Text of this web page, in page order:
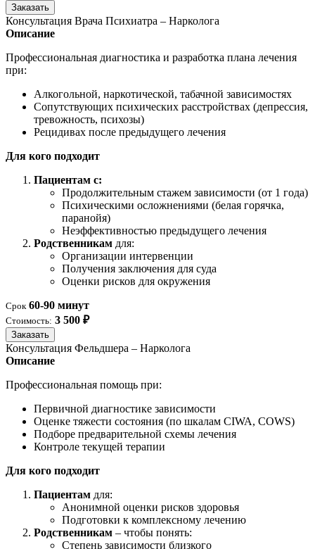
Заказать
Консультация Врача Психиатра – Нарколога
Описание
Профессиональная диагностика и разработка плана лечения
при:
Алкогольной, наркотической, табачной зависимостях
Сопутствующих психических расстройствах (депрессия,
тревожность, психозы)
Рецидивах после предыдущего лечения
Для кого подходит
Пациентам с:
Продолжительным стажем зависимости (от 1 года)
Психическими осложнениями (белая горячка,
паранойя)
Неэффективностью предыдущего лечения
Родственникам для:
Организации интервенции
Получения заключения для суда
Оценки рисков для окружения
Срок 60-90 минут
Стоимость: 3 500 ₽
Заказать
Консультация Фельдшера – Нарколога
Описание
Профессиональная помощь при:
Первичной диагностике зависимости
Оценке тяжести состояния (по шкалам CIWA, COWS)
Подборе предварительной схемы лечения
Контроле текущей терапии
Для кого подходит
Пациентам для:
Анонимной оценки рисков здоровья
Подготовки к комплексному лечению
Родственникам – чтобы понять:
Степень зависимости близкого